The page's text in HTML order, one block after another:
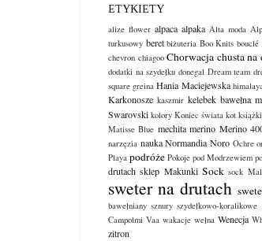
ETYKIETY
alize flower alpaca alpaka Alta moda
turkusowy beret biżuteria Boo Knits bouclé
chevron chiagoo Chorwacja chusta na
dodatki na szydełku donegal Dream team
square greina Hania Maciejewska
Karkonosze kaszmir kelebek bawełna
Swarovski kolory Koniec świata kot książki
Matisse Blue mechita merino Merino
narzęzia nauka Normandia Noro Ochre
Playa podróże Pokoje pod Modrzewiem
drutach sklep Makunki Sock sock
sweter na drutach
bawełniany sznury szydełkowo-koralikowe
Campolmi Vaa wakacje wełna Wenecja
zitron